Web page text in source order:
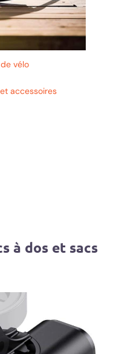
vélo
accessoires
à dos et sacs